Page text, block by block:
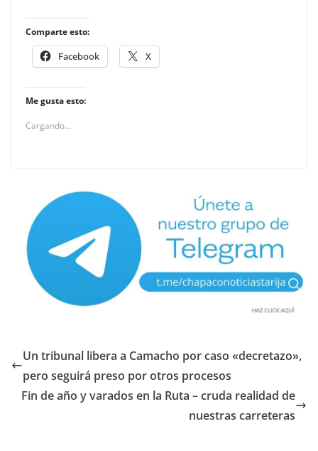
Comparte esto:
Facebook X
Me gusta esto:
Cargando...
Un tribunal libera a Camacho por caso «decretazo»,
pero seguirá preso por otros procesos
Fin de año y varados en la Ruta – cruda realidad de
nuestras carreteras